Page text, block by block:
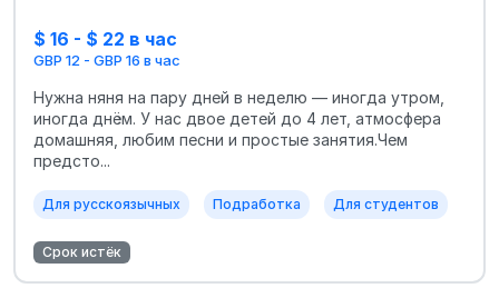
$ 16 - $ 22 в час
GBP 12 - GBP 16 в час
Нужна няня на пару дней в неделю — иногда утром,
иногда днём. У нас двое детей до 4 лет, атмосфера
домашняя, любим песни и простые занятия.Чем
предсто...
Для русскоязычных Подработка Для студентов
Срок истёк